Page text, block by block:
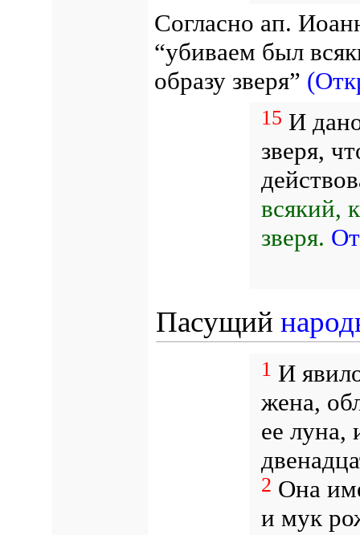
Согласно ап.
“убиваем был
образу зверя”
15 И
зверя,
всякий,
зверя.
Пасущий
1 И
жена,
ее луна,
2 Она
и мук